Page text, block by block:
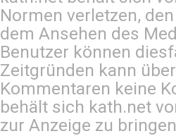
Normen verletzen,
dem Ansehen des
Benutzer können
Zeitgründen kann
Kommentaren keine
behält sich kath.net
zur Anzeige zu